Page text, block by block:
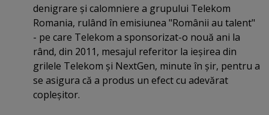
denigrare şi calomniere a grupului Telekom
Romania, rulând în emisiunea "Românii au talent"
- pe care Telekom a sponsorizat-o nouă ani la
rând, din 2011, mesajul referitor la ieşirea din
grilele Telekom şi NextGen, minute în şir, pentru a
se asigura că a produs un efect cu adevărat
copleşitor.